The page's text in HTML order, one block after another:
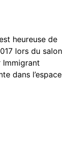
heureuse de
lors du salon
Immigrant
dans l’espace